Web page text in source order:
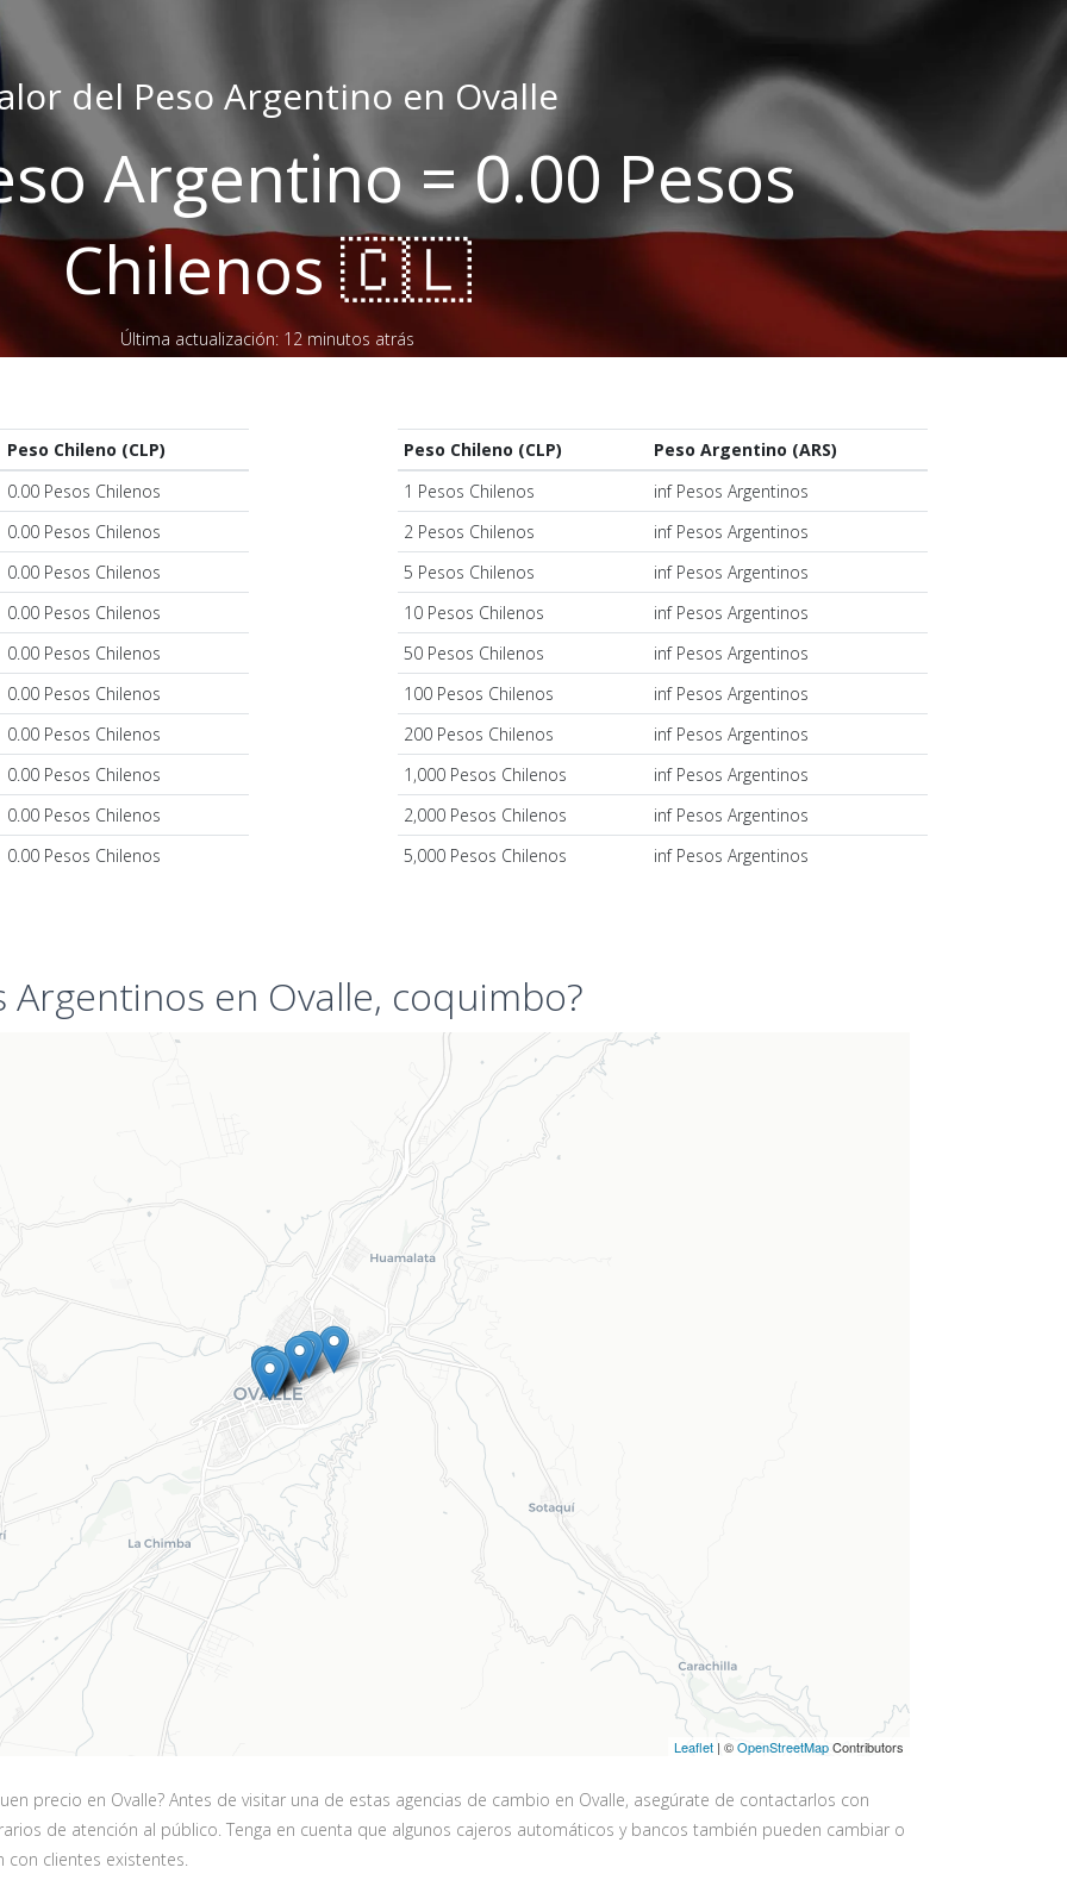
del Peso Argentino en Ovalle
Argentino = 0.00 Pesos
Chilenos 🇨🇱
Última actualización: 12 minutos atrás
Peso Chileno (CLP)
0.00 Pesos Chilenos
0.00 Pesos Chilenos
0.00 Pesos Chilenos
0.00 Pesos Chilenos
0.00 Pesos Chilenos
0.00 Pesos Chilenos
0.00 Pesos Chilenos
0.00 Pesos Chilenos
0.00 Pesos Chilenos
0.00 Pesos Chilenos
Peso Chileno (CLP)
Peso Argentino (ARS)
1 Pesos Chilenos
inf Pesos Argentinos
2 Pesos Chilenos
inf Pesos Argentinos
5 Pesos Chilenos
inf Pesos Argentinos
10 Pesos Chilenos
inf Pesos Argentinos
50 Pesos Chilenos
inf Pesos Argentinos
100 Pesos Chilenos
inf Pesos Argentinos
200 Pesos Chilenos
inf Pesos Argentinos
1,000 Pesos Chilenos
inf Pesos Argentinos
2,000 Pesos Chilenos
inf Pesos Argentinos
5,000 Pesos Chilenos
inf Pesos Argentinos
en Ovalle, coquimbo?
Leaflet | ©OpenStreetMapContributors
precio en Ovalle? Antes de visitar una de estas agencias de cambio en Ovalle, asegúrate de contactarlos con
de atención al público. Tenga en cuenta que algunos cajeros automáticos y bancos también pueden cambiar o
clientes existentes.